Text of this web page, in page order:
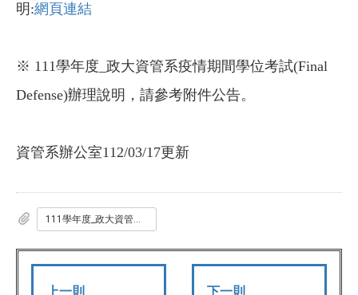
明:網頁連結
※ 111學年度_政大資管系疫情期間學位考試(Final
Defense)辦理說明， 請參考附件公告。
資管系辦公室112/03/17更新
111學年度_政大資管系疫情期間學位考試_Final_Defense_辦理說明.pdf
上一則
下一則